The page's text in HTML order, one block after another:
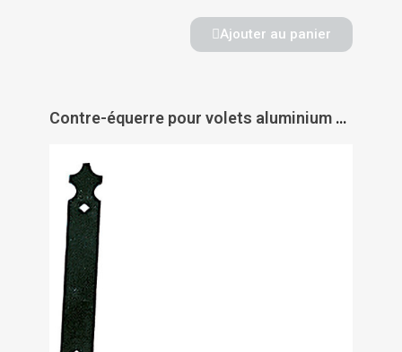
Ajouter au panier
Contre-équerre pour volets aluminium et PVC - TORBEL